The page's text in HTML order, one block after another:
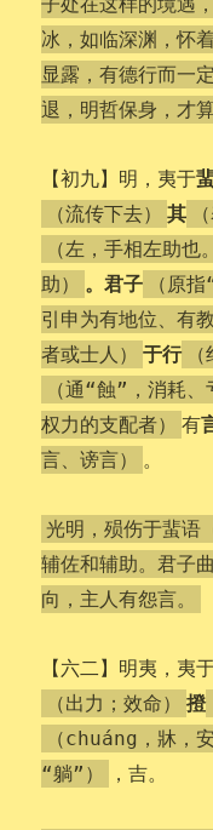
冰，如临深渊，怀
显露，有德行而一
退，明哲保身，才
【初九】明，夷于
（流传下去） 其
（左，手相左助也
助）
。君子
（原
引申为有地位、有
者或士人）
于行
（通“蝕”，消耗、
权力的支配者）
有
言、谤言）
。
光明，殒伤于蜚语
辅佐和辅助。君子
向，主人有怨言。
【六二】明夷，夷于
（出力；效命） 撜
（chuáng，牀，
“躺”）
，吉。